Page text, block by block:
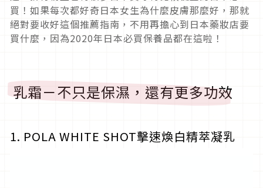
買！如果每次都好奇日本女生為什麼皮膚那麼好，那就
絕對要收好這個推薦指南，不用再擔心到日本藥妝店要
買什麼，因為2020年日本必買保養品都在這啦！
乳霜－不只是保濕，還有更多功效
1. POLA WHITE SHOT擊速煥白精萃凝乳